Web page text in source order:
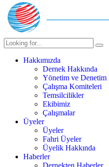
Hakkımızda
Dernek Hakkında
Yönetim ve Denetim
Çalışma Komiteleri
Temsilcilikler
Ekibimiz
Çalışmalar
Üyeler
Üyeler
Fahri Üyeler
Üyelik Hakkında
Haberler
Dernekten Haberler